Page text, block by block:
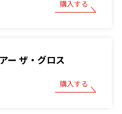
購入する
ー ザ・グロス
購入する